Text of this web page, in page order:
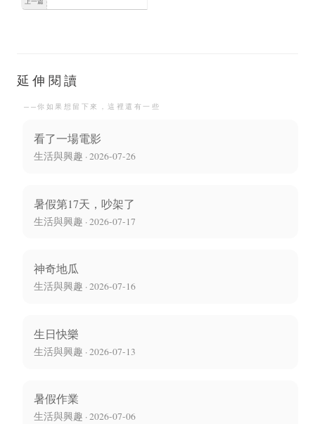
延伸閱讀
──你如果想留下來，這裡還有一些
看了一場電影
生活與興趣 · 2026-07-26
暑假第17天，吵架了
生活與興趣 · 2026-07-17
神奇地瓜
生活與興趣 · 2026-07-16
生日快樂
生活與興趣 · 2026-07-13
暑假作業
生活與興趣 · 2026-07-06